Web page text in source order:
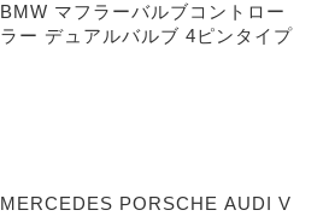
BMW マフラーバルブコントロー
ラー デュアルバルブ 4ピンタイプ
MERCEDES PORSCHE AUDI V